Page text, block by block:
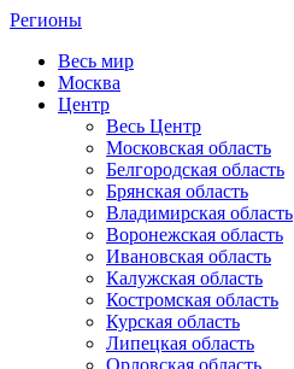
Регионы
Весь мир
Москва
Центр
Весь Центр
Московская область
Белгородская область
Брянская область
Владимирская область
Воронежская область
Ивановская область
Калужская область
Костромская область
Курская область
Липецкая область
Орловская область